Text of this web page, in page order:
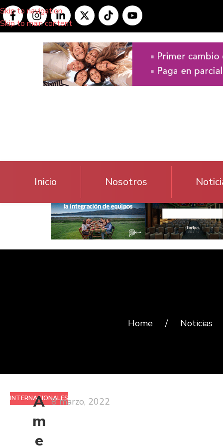
Skip to navigation
Skip to main content
Inicio Nosotros
Home / Noticias
INTERNACIONALES
A
m
e
8 marzo, 2022